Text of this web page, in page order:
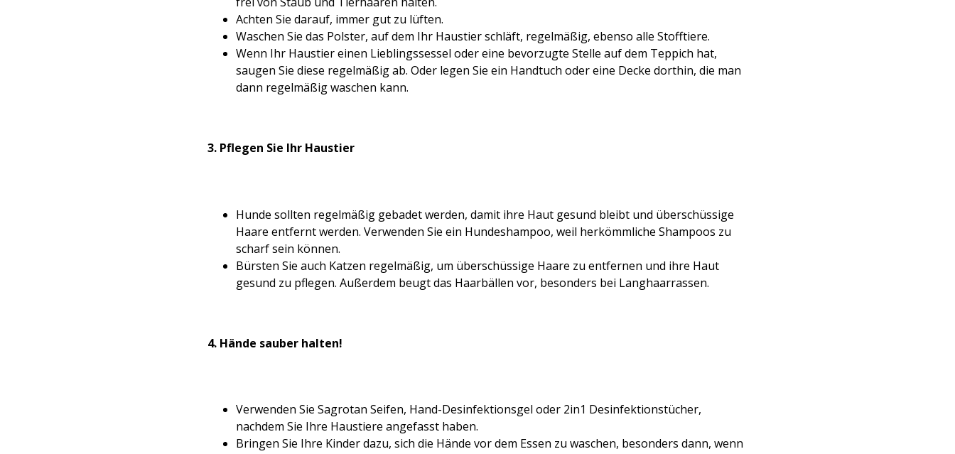
Achten Sie darauf, immer gut zu lüften.
Waschen Sie das Polster, auf dem Ihr Haustier schläft, regelmäßig, ebenso alle Stofftiere.
Wenn Ihr Haustier einen Lieblingssessel oder eine bevorzugte Stelle auf dem Teppich hat,
saugen Sie diese regelmäßig ab. Oder legen Sie ein Handtuch oder eine Decke dorthin, die man
dann regelmäßig waschen kann.
3. Pflegen Sie Ihr Haustier
Hunde sollten regelmäßig gebadet werden, damit ihre Haut gesund bleibt und überschüssige
Haare entfernt werden. Verwenden Sie ein Hundeshampoo, weil herkömmliche Shampoos zu
scharf sein können.
Bürsten Sie auch Katzen regelmäßig, um überschüssige Haare zu entfernen und ihre Haut
gesund zu pflegen. Außerdem beugt das Haarbällen vor, besonders bei Langhaarrassen.
4. Hände sauber halten!
Verwenden Sie Sagrotan Seifen, Hand-Desinfektionsgel oder 2in1 Desinfektionstücher,
nachdem Sie Ihre Haustiere angefasst haben.
Bringen Sie Ihre Kinder dazu, sich die Hände vor dem Essen zu waschen, besonders dann, wenn